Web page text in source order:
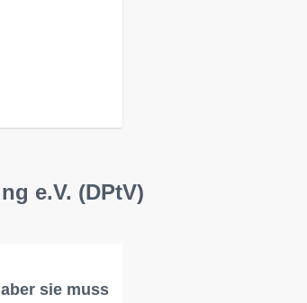
e.V. (DPtV)
sie muss